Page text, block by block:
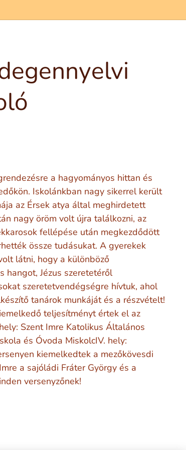
a hagyományos hittan és
Iskolánkban nagy sikerrel került
az Érsek atya által meghirdetett
nagy öröm volt újra találkozni, az
fellépése után megkezdődött
össze tudásukat. A gyerekek
látni, hogy a különböző
hangot, Jézus szeretetéről
szeretetvendégségre hívtuk, ahol
tanárok munkáját és a részvételt!
teljesítményt értek el az
Szent Imre Katolikus Általános
és Óvoda MiskolcIV. hely:
kiemelkedtek a mezőkövesdi
a sajóládi Fráter György és a
versenyzőnek!